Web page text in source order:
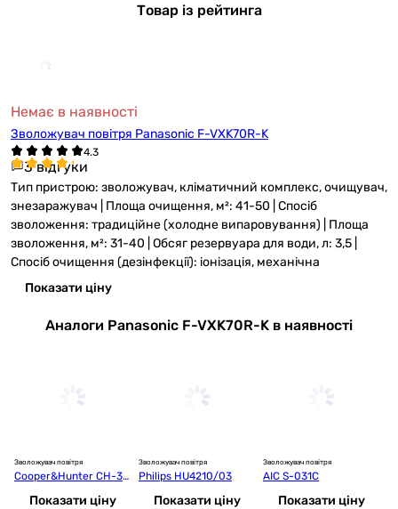
Товар із рейтинга
Немає в наявності
Зволожувач повітря Panasonic F-VXK70R-K
3 відгуки
Тип пристрою: зволожувач, кліматичний комплекс, очищувач,
знезаражувач | Площа очищення, м²: 41-50 | Спосіб
зволоження: традиційне (холодне випаровування) | Площа
зволоження, м²: 31-40 | Обсяг резервуара для води, л: 3,5 |
Спосіб очищення (дезінфекції): іонізація, механічна
Показати ціну
Аналоги Panasonic F-VXK70R-K в наявності
Зволожувач повітря
Cooper&Hunter CH-33
Показати ціну
Зволожувач повітря
Philips HU4210/03
Показати ціну
Зволожувач повітря
AIC S-031C
Показати ціну